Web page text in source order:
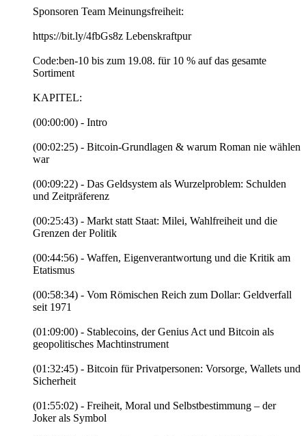
Sponsoren Team Meinungsfreiheit:
https://bit.ly/4fbGs8z Lebenskraftpur
Code:ben-10 bis zum 19.08. für 10 % auf das gesamte
Sortiment
KAPITEL:
(00:00:00) - Intro
(00:02:25) - Bitcoin-Grundlagen & warum Roman nie wählen
war
(00:09:22) - Das Geldsystem als Wurzelproblem: Schulden
und Zeitpräferenz
(00:25:43) - Markt statt Staat: Milei, Wahlfreiheit und die
Grenzen der Politik
(00:44:56) - Waffen, Eigenverantwortung und die Kritik am
Etatismus
(00:58:34) - Vom Römischen Reich zum Dollar: Geldverfall
seit 1971
(01:09:00) - Stablecoins, der Genius Act und Bitcoin als
geopolitisches Machtinstrument
(01:32:45) - Bitcoin für Privatpersonen: Vorsorge, Wallets und
Sicherheit
(01:55:02) - Freiheit, Moral und Selbstbestimmung – der
Joker als Symbol